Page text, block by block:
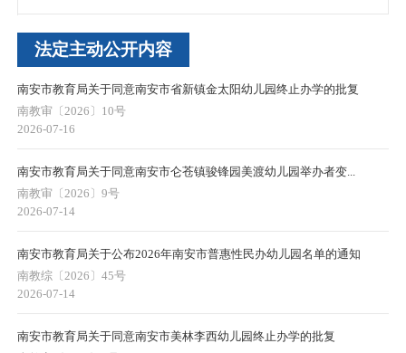
法定主动公开内容
南安市教育局关于同意南安市省新镇金太阳幼儿园终止办学的批复
南教审〔2026〕10号
2026-07-16
南安市教育局关于同意南安市仑苍镇骏锋园美渡幼儿园举办者变...
南教审〔2026〕9号
2026-07-14
南安市教育局关于公布2026年南安市普惠性民办幼儿园名单的通知
南教综〔2026〕45号
2026-07-14
南安市教育局关于同意南安市美林李西幼儿园终止办学的批复